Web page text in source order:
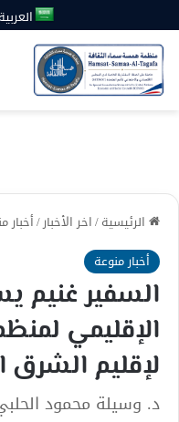
العربية
الرئيسية/اخر الأخبار/أخبار
أخبار منوعة
السفير غنيم
الإقليمي
لإقليم
د. وسيلة محمود